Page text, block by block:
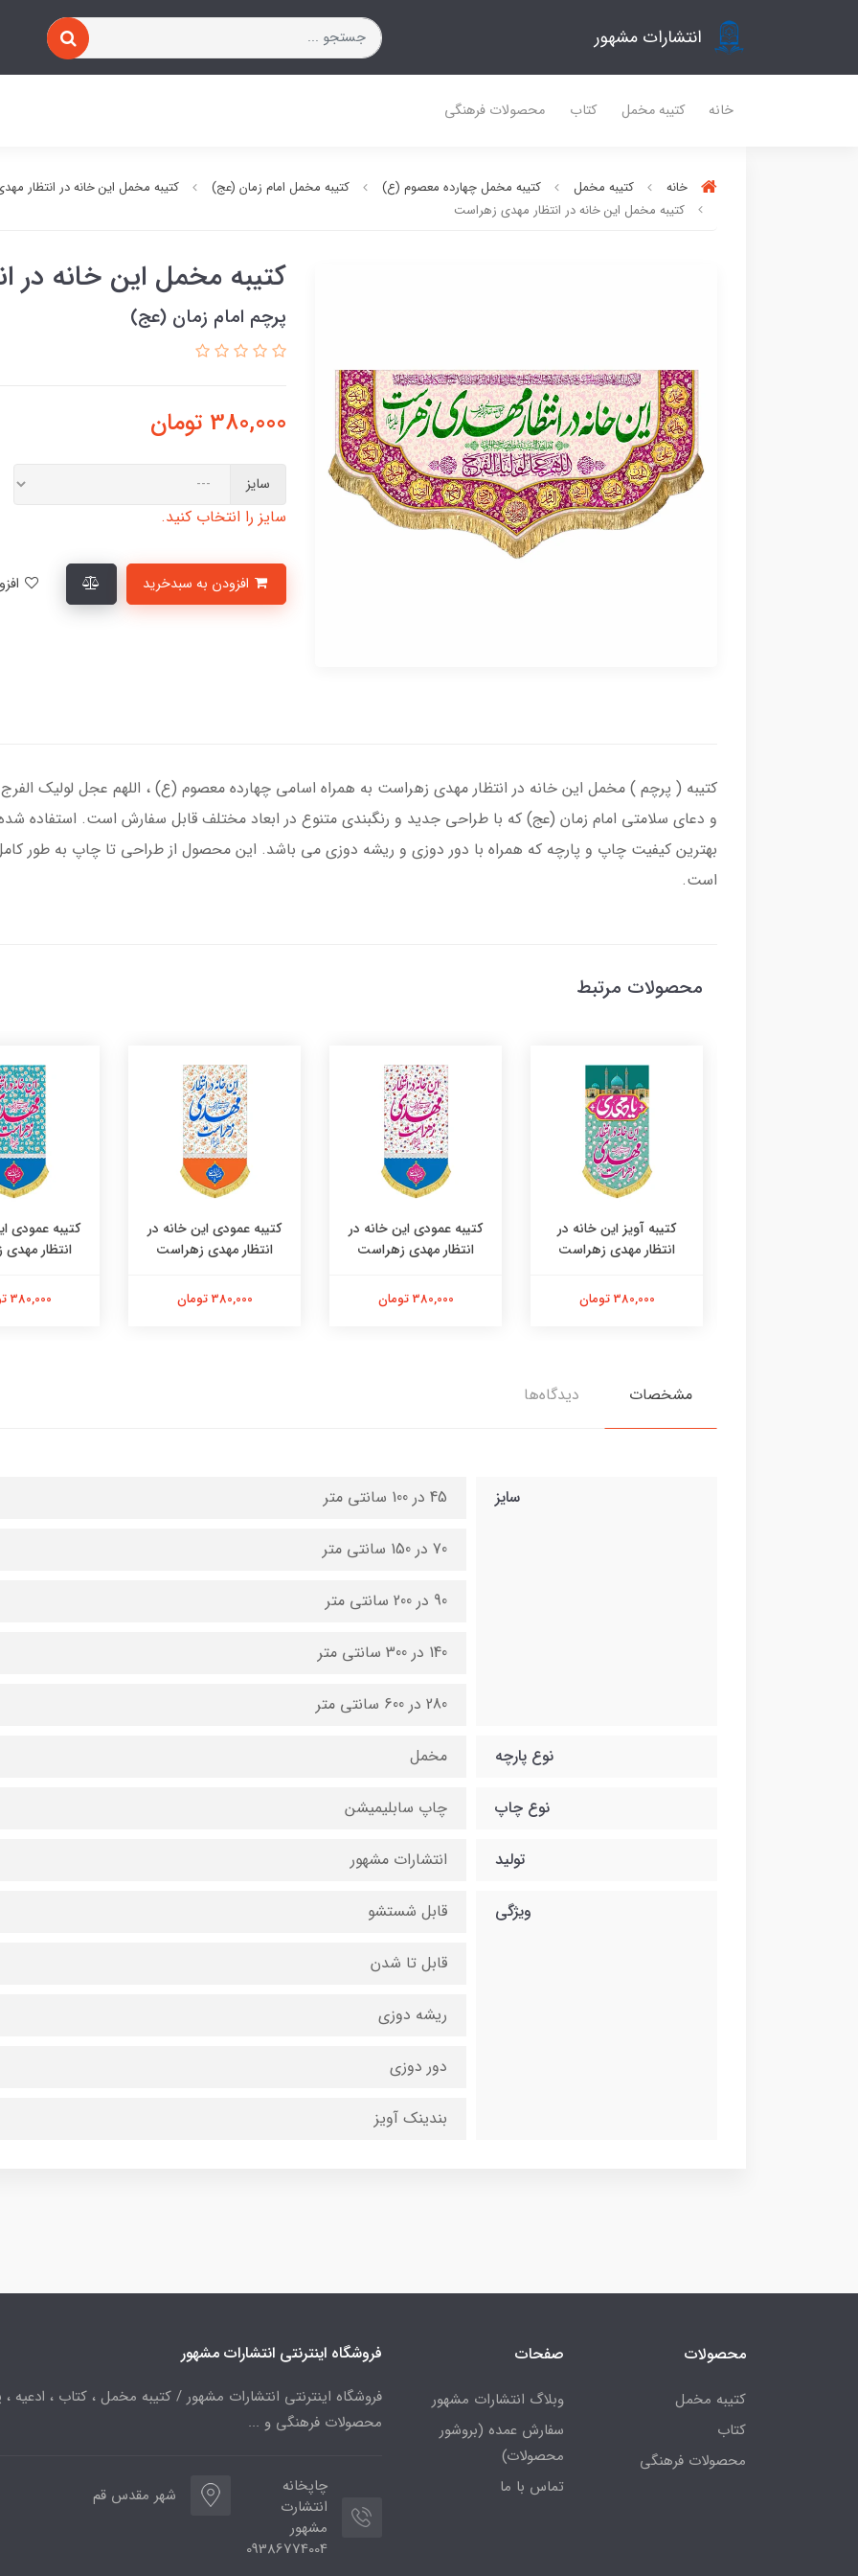
انتشارات مشهور
خانه کتیبه مخمل کتاب محصولات فرهنگی
خانه کتیبه مخمل کتیبه مخمل چهارده معصوم (ع) کتیبه مخمل امام زمان (عج)
کتیبه مخمل این خانه در انتظار
کتیبه مخمل این خانه در انتظار مهدی زهراست
کتیبه مخمل این خانه در
پرچم امام زمان (عج)
380,000 تومان
سایز
سایز را انتخاب کنید.
کتیبه ( پرچم ) مخمل این خانه در انتظار مهدی زهراست به همراه اسامی چهارده معصوم (ع) ، اللهم عجل لولیک
و دعای سلامتی امام زمان (عج) که با طراحی جدید و رنگبندی متنوع در ابعاد مختلف قابل سفارش است. استفاده
بهترین کیفیت چاپ و پارچه که همراه با دور دوزی و ریشه دوزی می باشد. این محصول از طراحی تا چاپ به طور
است.
محصولات مرتبط
کتیبه آویز این خانه در
انتظار مهدی زهراست
380,000 تومان
کتیبه عمودی این خانه در
انتظار مهدی زهراست
380,000 تومان
کتیبه عمودی این خانه در
انتظار مهدی زهراست
380,000 تومان
کتیبه عمودی
انتظار
380,000 تومان
مشخصات دیدگاه‌ها
سایز 45 در 100 سانتی متر
70 در 150 سانتی متر
90 در 200 سانتی متر
140 در 300 سانتی متر
280 در 600 سانتی متر
نوع پارچه مخمل
نوع چاپ چاپ سابلیمیشن
تولید انتشارات مشهور
ویژگی قابل شستشو
قابل تا شدن
ریشه دوزی
دور دوزی
بندینک آویز
محصولات
کتیبه مخمل
کتاب
محصولات فرهنگی
صفحات
وبلاگ انتشارات مشهور
سفارش عمده (بروشور
محصولات)
تماس با ما
فروشگاه اینترنتی انتشارات مشهور
فروشگاه اینترنتی انتشارات مشهور / کتیبه مخمل ، کتاب ، ادعیه ،
محصولات فرهنگی و ...
چاپخانه
انتشارت
مشهور
09386774004
شهر مقدس قم